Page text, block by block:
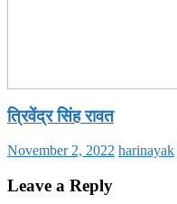
त्रिवेंद्र सिंह रावत
November 2, 2022 harinayak
Leave a Reply